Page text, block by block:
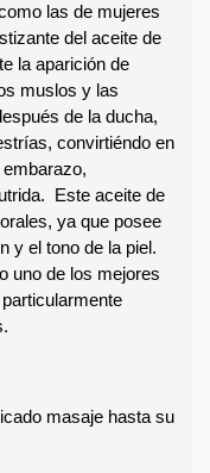
las de mujeres
del aceite de
la aparición de
muslos y las
de la ducha,
convirtiéndo en
Este aceite de
ya que posee
y el tono de la piel.
uno de los mejores
masaje hasta su